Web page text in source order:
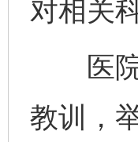
对相关
医院
教训，